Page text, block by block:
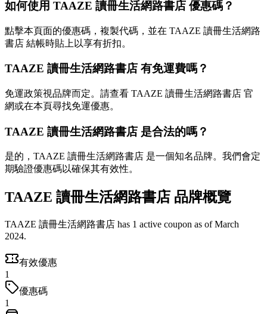
如何使用 TAAZE 讀冊生活網路書店 優惠碼？
點擊本頁面的優惠碼，複製代碼，並在 TAAZE 讀冊生活網路
書店 結帳時貼上以享有折扣。
TAAZE 讀冊生活網路書店 有免運費嗎？
免運政策視品牌而定。請查看 TAAZE 讀冊生活網路書店 官
網或在本頁尋找免運優惠。
TAAZE 讀冊生活網路書店 是合法的嗎？
是的，TAAZE 讀冊生活網路書店 是一個知名品牌。我們會定
期驗證優惠碼以確保其有效性。
TAAZE 讀冊生活網路書店 品牌概覽
TAAZE 讀冊生活網路書店 has 1 active coupon as of March
2024.
有效優惠
1
優惠碼
1